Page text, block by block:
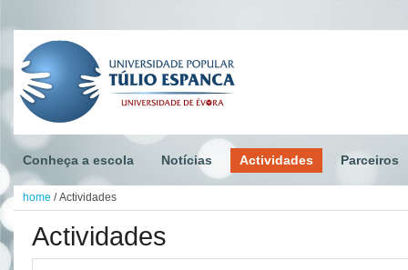
Conheça a escola Notícias Actividades Parceiros
home / Actividades
Actividades